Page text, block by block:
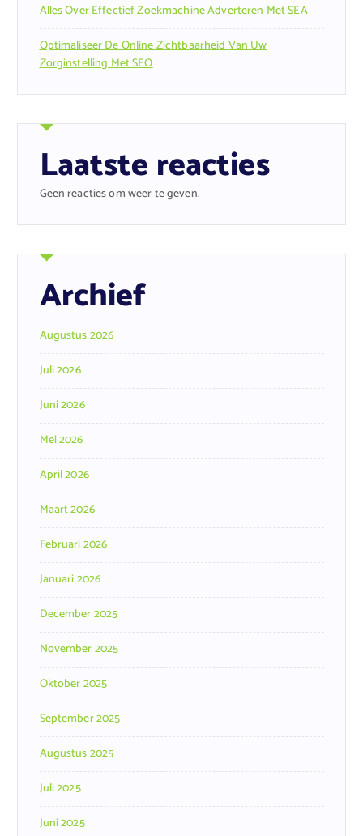
Alles Over Effectief Zoekmachine Adverteren Met SEA
Optimaliseer De Online Zichtbaarheid Van Uw
Zorginstelling Met SEO
Laatste reacties
Geen reacties om weer te geven.
Archief
Augustus 2026
Juli 2026
Juni 2026
Mei 2026
April 2026
Maart 2026
Februari 2026
Januari 2026
December 2025
November 2025
Oktober 2025
September 2025
Augustus 2025
Juli 2025
Juni 2025